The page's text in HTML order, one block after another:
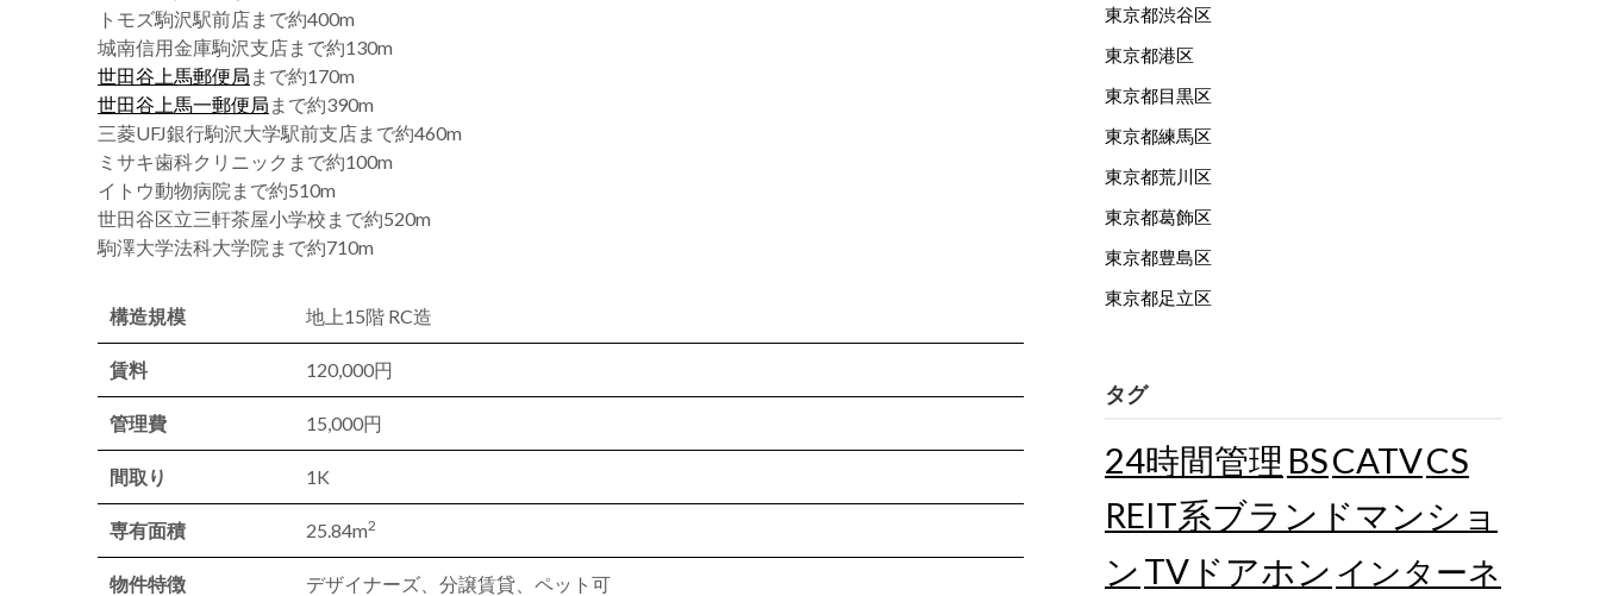
トモズ駒沢駅前店まで約400m
城南信用金庫駒沢支店まで約130m
世田谷上馬郵便局 まで約170m
世田谷上馬一郵便局 まで約390m
三菱UFJ銀行駒沢大学駅前支店まで約460m
ミサキ歯科クリニックまで約100m
イトウ動物病院まで約510m
世田谷区立三軒茶屋小学校まで約520m
駒澤大学法科大学院まで約710m
構造規模 地上15階 RC造
賃料 120,000円
管理費 15,000円
間取り 1K
専有面積 25.84m2
物件特徴 デザイナーズ、分譲賃貸、ペット可
東京都渋谷区
東京都港区
東京都目黒区
東京都練馬区
東京都荒川区
東京都葛飾区
東京都豊島区
東京都足立区
タグ
24時間管理 BSCATVCS
REIT系ブランドマンショ
ン TVドアホン インターネ